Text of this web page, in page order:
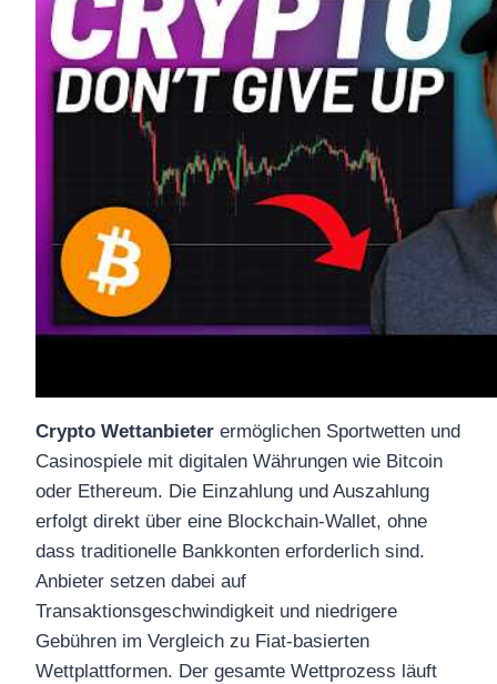
Crypto Wettanbieter ermöglichen Sportwetten und
Casinospiele mit digitalen Währungen wie Bitcoin
oder Ethereum. Die Einzahlung und Auszahlung
erfolgt direkt über eine Blockchain-Wallet, ohne
dass traditionelle Bankkonten erforderlich sind.
Anbieter setzen dabei auf
Transaktionsgeschwindigkeit und niedrigere
Gebühren im Vergleich zu Fiat-basierten
Wettplattformen. Der gesamte Wettprozess läuft